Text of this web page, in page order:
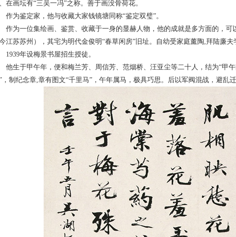
在画坛有“三吴一冯”之称。善于画没骨荷花。
作为鉴定家，他与收藏大家钱镜塘同称“鉴定双璧”。
作为一位集绘画、鉴赏、收藏于一身的显赫人物，他的成就是多方面的，
江苏苏州），其宅为明代金俊明“春草闲房”旧址。自幼受家庭薰陶,拜陆廉
1939年设梅景书屋招生授徒。
他生于甲午年，便和梅兰芳、周信芳、范烟桥、汪亚尘等二十人，结为“甲
，制纪念章,章有图文“千里马”，午年属马，极具巧思。后以军阀混战，避乱迁